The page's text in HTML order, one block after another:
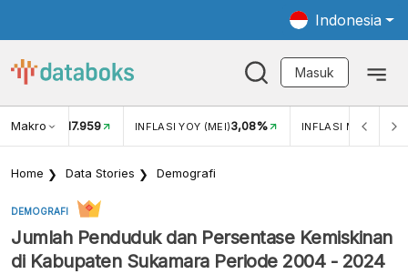
Indonesia
Masuk
Makro
USD/IDR 17.959 INFLASI YOY (MEI)3,08% INFLASI MOM (MEI)
Home Data Stories Demografi
DEMOGRAFI
Jumlah Penduduk dan Persentase Kemiskinan
di Kabupaten Sukamara Periode 2004 - 2024